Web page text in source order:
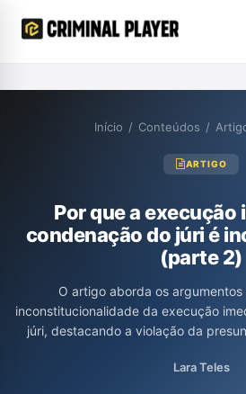
Início / Conteúdos /
ARTIGO
Por que a execução
condenação do júri é
(parte 2)
O artigo aborda os
inconstitucionalidade da execução
júri, destacando a violação da
proposta pode levar a injustiças ao
Lara Teles